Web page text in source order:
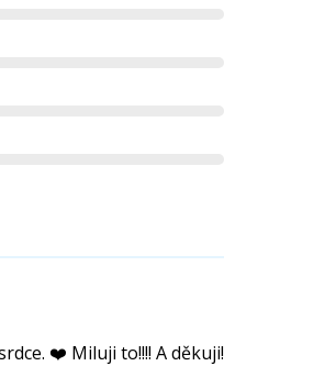
❤️ Miluji to!!!! A děkuji!